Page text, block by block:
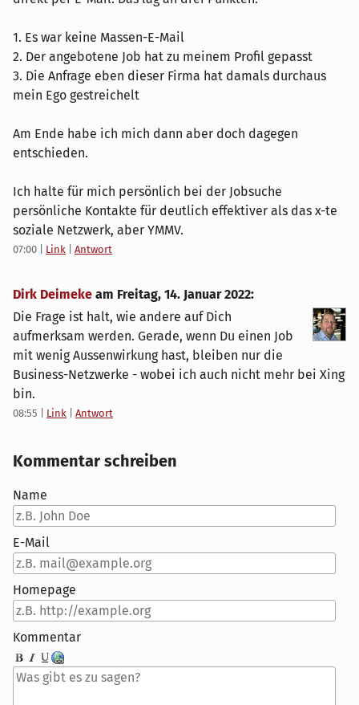
1. Es war keine Massen-E-Mail
2. Der angebotene Job hat zu meinem Profil gepasst
3. Die Anfrage eben dieser Firma hat damals durchaus
mein Ego gestreichelt
Am Ende habe ich mich dann aber doch dagegen
entschieden.
Ich halte für mich persönlich bei der Jobsuche
persönliche Kontakte für deutlich effektiver als das x-te
soziale Netzwerk, aber YMMV.
07:00 Link Antwort
Dirk Deimeke am Freitag, 14. Januar 2022:
Die Frage ist halt, wie andere auf Dich
aufmerksam werden. Gerade, wenn Du einen Job
mit wenig Aussenwirkung hast, bleiben nur die
Business-Netzwerke - wobei ich auch nicht mehr bei Xing
bin.
08:55 Link Antwort
Kommentar schreiben
Name
E-Mail
Homepage
Kommentar